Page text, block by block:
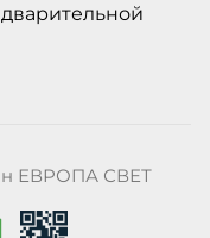
ЕВРОПА СВЕТ